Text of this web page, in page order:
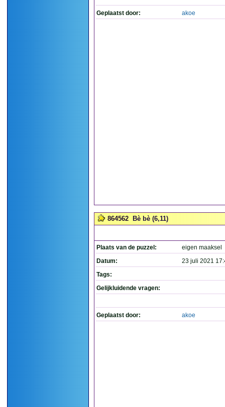
Geplaatst door: akoe
864562 Bè bè (6,11)
Plaats van de puzzel:
eigen maaksel
Datum:
23 juli 2021
Tags:
Gelijkluidende vragen:
Geplaatst door: akoe